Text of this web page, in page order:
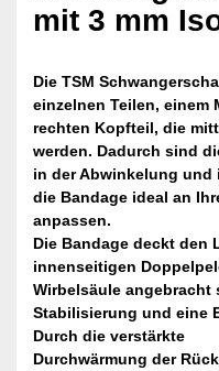
mit 3 mm
Die TSM
einzelnen Teilen,
rechten Kopfteil, die
werden. Dadurch sind
in der Abwinkelung und
die Bandage ideal an
anpassen.
Die Bandage deckt den
innenseitigen
Wirbelsäule angebracht
Stabilisierung und eine
Durch die verstärkte
Durchwärmung der